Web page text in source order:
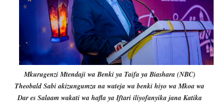
Mkurugenzi Mtendaji wa Benki ya Taifa ya Biashara (NBC)
Theobald Sabi akizungumza na wateja wa benki hiyo wa Mkoa wa
Dar es Salaam wakati wa hafla ya Iftari iliyofanyika jana Katika